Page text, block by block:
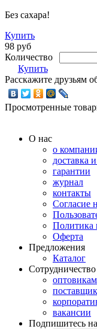
Без сахара!
Купить
98 руб
Количество
Купить
Расскажите друзьям
Просмотренные
О нас
о
доставка
гарантии
журнал
контакты
Согласие
Политика
Оферта
Предложения
Каталог
Сотрудничество
оптовикам
вакансии
Подпишитесь